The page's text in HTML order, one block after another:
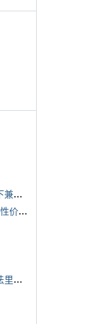
*
投入了很多精力经营的一段感情，被女方评价说在向下兼容我，感觉有点破防
*
想请教有经验的蛋友，想给媳妇7夕买个跳蛋，有没有性价比高的推荐
*
有啥搞钱的路子吗，开源节流都行，主要是开源，刑法里的咱不做